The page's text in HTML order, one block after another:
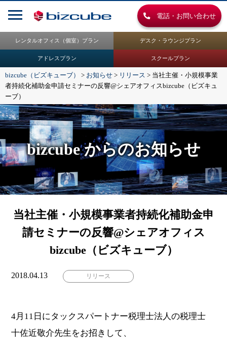
電話・お問い合わせ
レンタルオフィス（個室）プラン デスク・ラウンジプラン
アドレスプラン スクールプラン
bizcube（ビズキューブ） > お知らせ > リリース > 当社主催・小規模事業
者持続化補助金申請セミナーの反響@シェアオフィスbizcube（ビズキュ
ーブ）
bizcube からのお知らせ
当社主催・小規模事業者持続化補助金申
請セミナーの反響@シェアオフィス
bizcube（ビズキューブ）
2018.04.13 リリース
4月11日にタックスパートナー税理士法人の税理士
十佐近敬介先生をお招きして、